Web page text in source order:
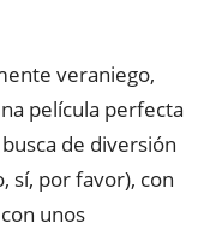
veraniego,
película perfecta
de diversión
sí, por favor), con
unos